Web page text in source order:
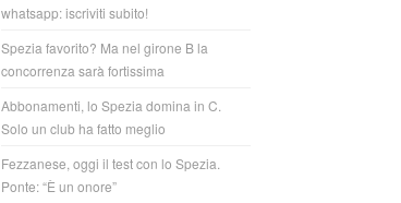
whatsapp: iscriviti subito!
Spezia favorito? Ma nel girone B la
concorrenza sarà fortissima
Abbonamenti, lo Spezia domina in C.
Solo un club ha fatto meglio
Fezzanese, oggi il test con lo Spezia.
Ponte: “È un onore”